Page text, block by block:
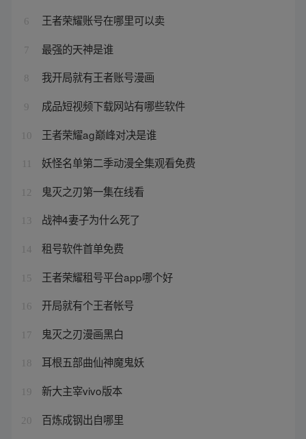
6 王者荣耀账号在哪里可以卖
7 最强的天神是谁
8 我开局就有王者账号漫画
9 成品短视频下载网站有哪些软件
10 王者荣耀ag巅峰对决是谁
妖怪名单第二季动漫全集观看免费
12 鬼灭之刃第一集在线看
13 战神4妻子为什么死了
14 租号软件首单免费
15 王者荣耀租号平台app哪个好
16 开局就有个王者帐号
17 鬼灭之刃漫画黑白
18 耳根五部曲仙神魔鬼妖
19 新大主宰vivo版本
20 百炼成钢出自哪里